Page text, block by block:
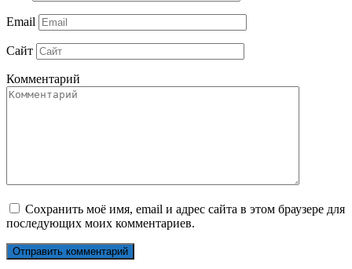
Email
Сайт
Комментарий
Сохранить моё имя, email и адрес сайта в этом браузере для
последующих моих комментариев.